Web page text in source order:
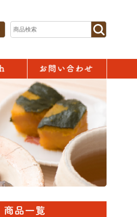
お問い合わせ